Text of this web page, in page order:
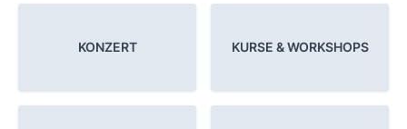
KONZERT KURSE & WORKSHOPS